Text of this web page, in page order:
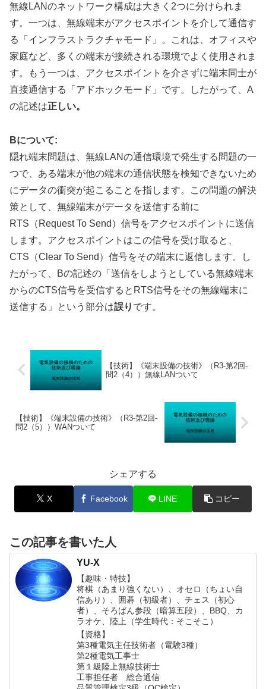
無線LANのネットワーク構成は大きく2つに分けられま
す。一つは、無線端末がアクセスポイントを介して通信す
る「インフラストラクチャモード」。これは、オフィスや
家庭など、多くの端末が接続される環境でよく使用されま
す。もう一つは、アクセスポイントを介さずに端末同士が
直接通信する「アドホックモード」です。したがって、A
の記述は正しい。
Bについて:
隠れ端末問題は、無線LANの通信環境で発生する問題の一
つで、ある端末が他の端末の通信状態を検知できないため
にデータの衝突が起こることを指します。この問題の解決
策として、無線端末がデータを送信する前に
RTS（Request To Send）信号をアクセスポイントに送信
します。アクセスポイントはこの信号を受け取ると、
CTS（Clear To Send）信号をその端末に返信します。し
たがって、Bの記述の「送信をしようとしている無線端末
からのCTS信号を受信するとRTS信号をその無線端末に
送信する」という部分は誤り です。
【技術】《端末設備の技術》（R3-第2回-
問2（4））無線LANついて
【技術】《端末設備の技術》（R3-第2回-
問2（5））WANついて
シェアする
X Facebook LINE コピー
この記事を書いた人
YU-X
【趣味・特技】
将棋（あまり強くない）、オセロ（ちょい自
信あり）、囲碁（初級者）、チェス（初心
者）、そろばん参段（暗算五段）、BBQ、カ
ラオケ、陸上（学生時代：そこそこ）
【資格】
第3種電気主任技術者（電験3種）
第2種電気工事士
第１級陸上無線技術士
工事担任者 総合通信